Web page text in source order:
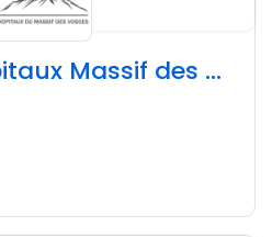
CHI HMV - Hôpitaux Massif des Vosges